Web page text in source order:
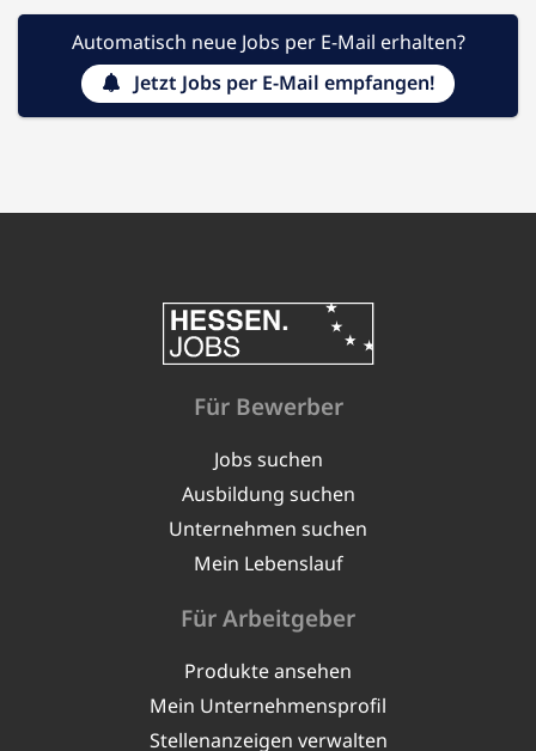
Automatisch neue Jobs per E-Mail erhalten?
Jetzt Jobs per E-Mail empfangen!
Für Bewerber
Jobs suchen
Ausbildung suchen
Unternehmen suchen
Mein Lebenslauf
Für Arbeitgeber
Produkte ansehen
Mein Unternehmensprofil
Stellenanzeigen verwalten